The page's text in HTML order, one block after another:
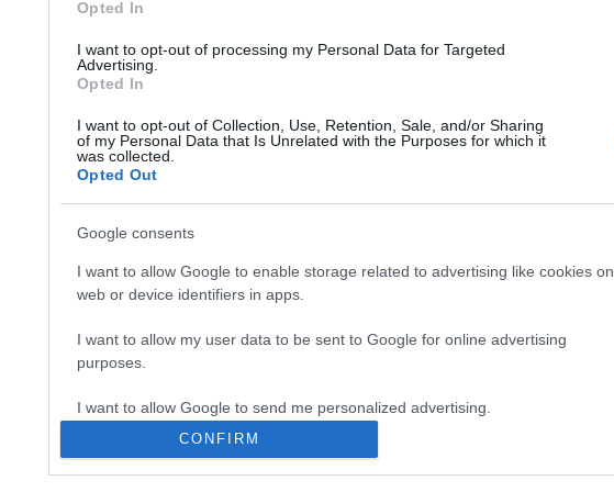
Opted In
I want to opt-out of processing my Personal Data for Targeted
Advertising.
Opted In
I want to opt-out of Collection, Use, Retention, Sale, and/or Sharing
of my Personal Data that Is Unrelated with the Purposes for which it
was collected.
Opted Out
Google consents
I want to allow Google to enable storage related to advertising like cookies on
web or device identifiers in apps.
I want to allow my user data to be sent to Google for online advertising
purposes.
I want to allow Google to send me personalized advertising.
I want to allow Google to enable storage related to analytics like cookies on
CONFIRM
AZ EMBERSÉG
ÜNNEPE
„NEM TÖBB
EZER EMBERRE
HANEM EGY
BÉRLETTEL A
ZENEAKADÉMIÁRA
HATÁRTALANUL
trackback/id/7841906